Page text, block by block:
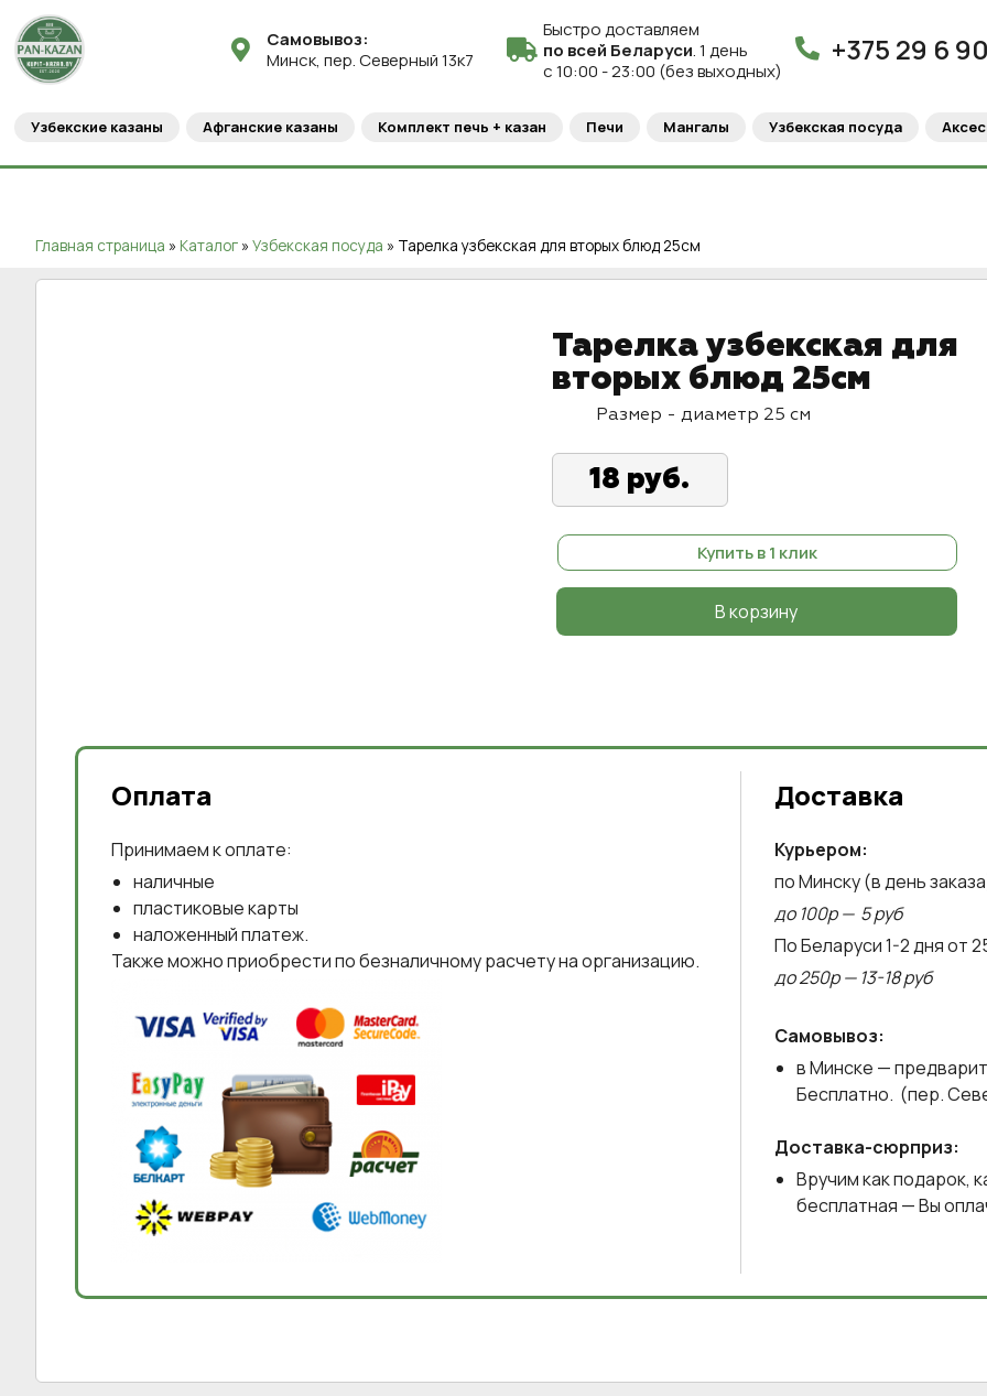
Самовывоз:
Минск, пер. Северный 13к7
Быстро доставляем
по всей Беларуси. 1 день
c 10:00 - 23:00 (без выходных)
+375 29 6
Узбекские казаны Афганские казаны Комплект печь + казан Печи Мангалы Узбекская посуда
Главная страница » Каталог » Узбекская посуда » Тарелка узбекская для вторых блюд 25см
Тарелка узбекская для
вторых блюд 25см
Размер - диаметр 25 см
18 руб.
Купить в 1 клик
В корзину
Оплата
Принимаем к оплате:
наличные
пластиковые карты
наложенный платеж.
Также можно приобрести по безналичному расчету на организацию.
Доставка
Курьером:
по Минску (в день
до 100р — 5 руб
По Беларуси 1-2 дня от
до 250р — 13-18 руб
Самовывоз:
в Минске —
Бесплатно. (пер.
Доставка-сюрприз:
Вручим как подарок,
бесплатная — Вы